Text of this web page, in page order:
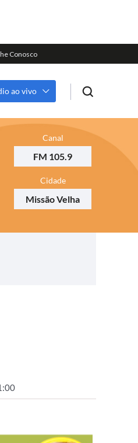
ao vivo
Canal
FM 105.9
Cidade
Missão Velha